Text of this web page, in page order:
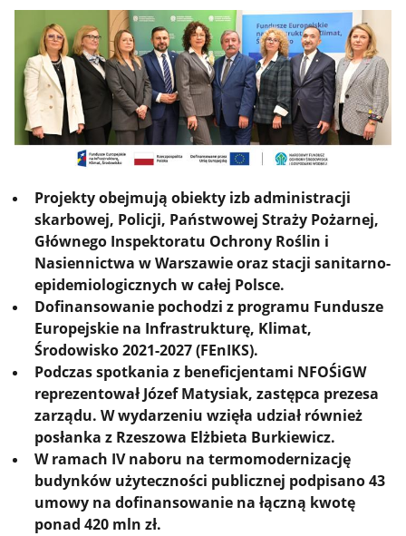
Projekty obejmują obiekty izb administracji
skarbowej, Policji, Państwowej Straży Pożarnej,
Głównego Inspektoratu Ochrony Roślin i
Nasiennictwa w Warszawie oraz stacji sanitarno-
epidemiologicznych w całej Polsce.
Dofinansowanie pochodzi z programu Fundusze
Europejskie na Infrastrukturę, Klimat,
Środowisko 2021-2027 (FEnIKS).
Podczas spotkania z beneficjentami NFOŚiGW
reprezentował Józef Matysiak, zastępca prezesa
zarządu. W wydarzeniu wzięła udział również
posłanka z Rzeszowa Elżbieta Burkiewicz.
W ramach IV naboru na termomodernizację
budynków użyteczności publicznej podpisano 43
umowy na dofinansowanie na łączną kwotę
ponad 420 mln zł.